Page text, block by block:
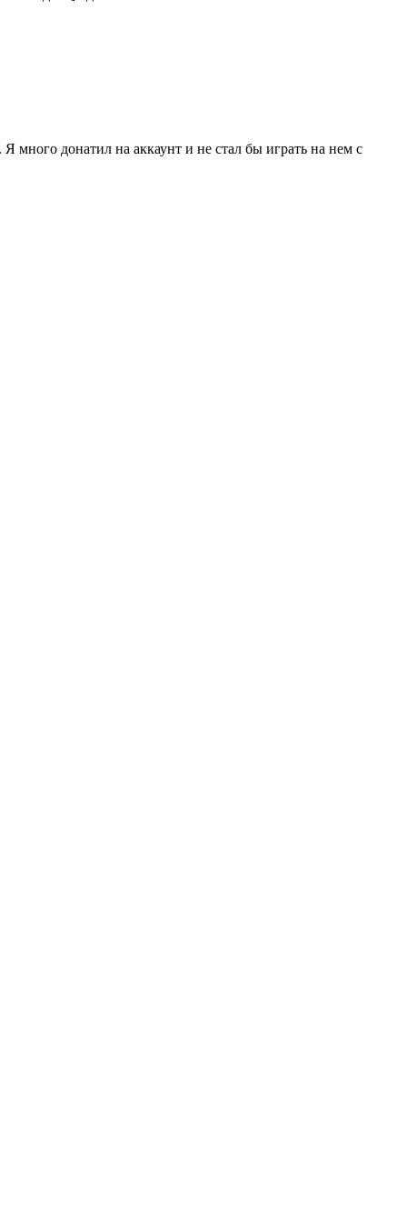
Я много донатил на аккаунт и не стал бы играть на нем с